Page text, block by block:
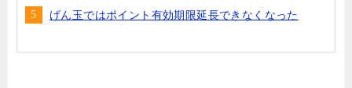
げん玉ではポイント有効期限延長できなくなった